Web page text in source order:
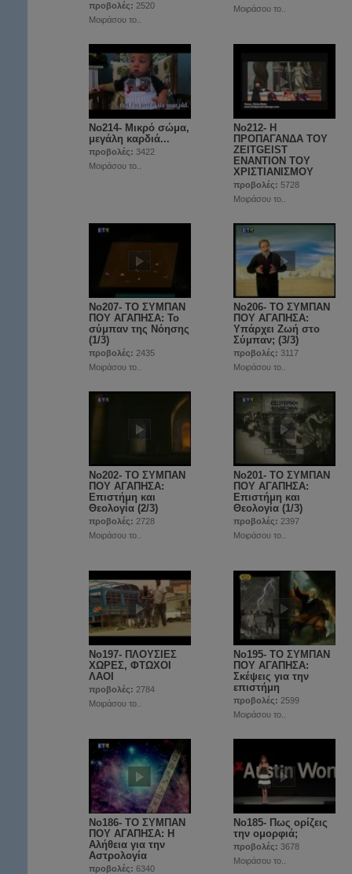
προβολές: 2520
Μοιράσου το..
Μοιράσου το..
No214- Μικρό σώμα,
μεγάλη καρδιά...
προβολές: 3422
Μοιράσου το..
Νο212- Η
ΠΡΟΠΑΓΑΝΔΑ ΤΟΥ
ZEITGEIST
ΕΝΑΝΤΙΟΝ ΤΟΥ
ΧΡΙΣΤΙΑΝΙΣΜΟΥ
προβολές: 5728
Μοιράσου το..
No207- ΤΟ ΣΥΜΠΑΝ
ΠΟΥ ΑΓΑΠΗΣΑ: Το
σύμπαν της Νόησης
(1/3)
προβολές: 2435
Μοιράσου το..
No206- ΤΟ ΣΥΜΠΑΝ
ΠΟΥ ΑΓΑΠΗΣΑ:
Υπάρχει Ζωή στο
Σύμπαν; (3/3)
προβολές: 3117
Μοιράσου το..
Νο202- ΤΟ ΣΥΜΠΑΝ
ΠΟΥ ΑΓΑΠΗΣΑ:
Επιστήμη και
Θεολογία (2/3)
προβολές: 2728
Μοιράσου το..
Νο201- ΤΟ ΣΥΜΠΑΝ
ΠΟΥ ΑΓΑΠΗΣΑ:
Επιστήμη και
Θεολογία (1/3)
προβολές: 2397
Μοιράσου το..
Νο197- ΠΛΟΥΣΙΕΣ
ΧΩΡΕΣ, ΦΤΩΧΟΙ
ΛΑΟΙ
προβολές: 2784
Μοιράσου το..
No195- ΤΟ ΣΥΜΠΑΝ
ΠΟΥ ΑΓΑΠΗΣΑ:
Σκέψεις για την
επιστήμη
προβολές: 2599
Μοιράσου το..
No186- ΤΟ ΣΥΜΠΑΝ
ΠΟΥ ΑΓΑΠΗΣΑ: Η
Αλήθεια για την
Αστρολογία
προβολές: 6340
Νο185- Πως ορίζεις
την ομορφιά;
προβολές: 3678
Μοιράσου το..